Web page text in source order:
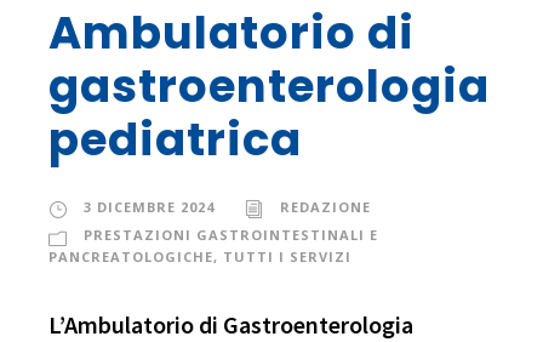
Ambulatorio di
gastroenterologia
pediatrica
3 DICEMBRE 2024
REDAZIONE
PRESTAZIONI GASTROINTESTINALI E
PANCREATOLOGICHE, TUTTI I SERVIZI
L’Ambulatorio di Gastroenterologia